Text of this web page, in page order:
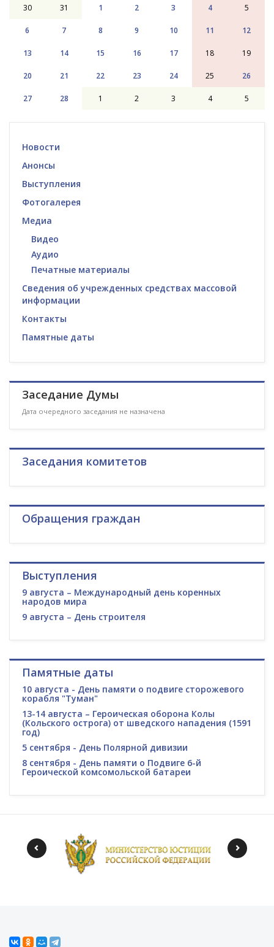
30 31 1 2 3 4 5
6 7 8 9 10 11 12
13 14 15 16 17 18 19
20 21 22 23 24 25 26
27 28 1 2 3 4 5
Новости
Анонсы
Выступления
Фотогалерея
Медиа
Видео
Аудио
Печатные материалы
Сведения об учрежденных средствах массовой
информации
Контакты
Памятные даты
Заседание Думы
Дата очередного заседания не назначена
Заседания комитетов
Обращения граждан
Выступления
9 августа – Международный день коренных
народов мира
9 августа – День строителя
Памятные даты
10 августа - День памяти о подвиге сторожевого
корабля "Туман"
13-14 августа – Героическая оборона Колы
(Кольского острога) от шведского нападения (1591
год)
5 сентября - День Полярной дивизии
8 сентября - День памяти о Подвиге 6-й
Героической комсомольской батареи